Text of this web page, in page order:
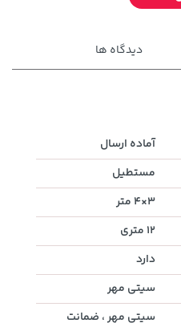
315,900 تومان
دیدگاه ها
آماده ارسال
مستطیل
3×4 متر
12 متری
دارد
سیتی مهر
سیتی مهر ، ضمانت